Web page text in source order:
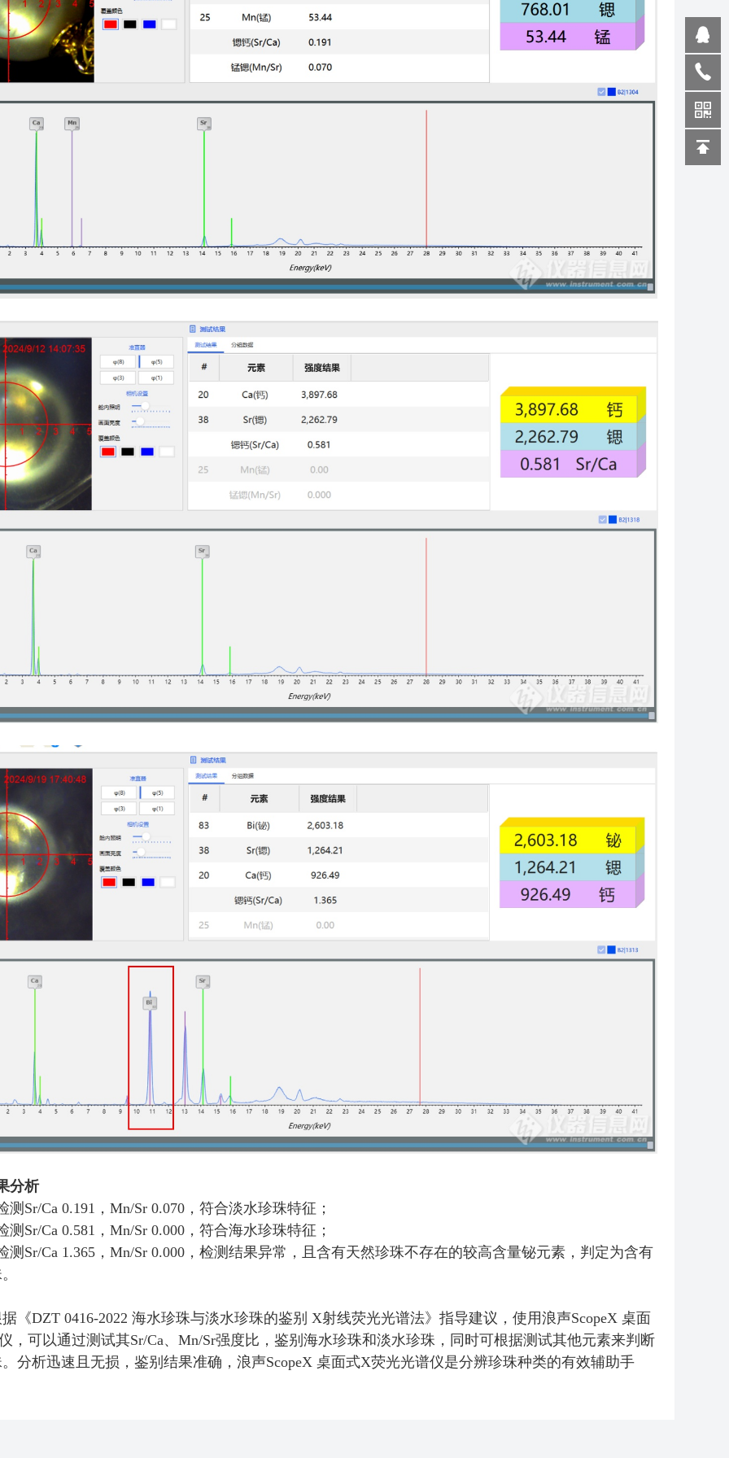
分析
测Sr/Ca 0.191，Mn/Sr 0.070，符合淡水珍珠特征；
测Sr/Ca 0.581，Mn/Sr 0.000，符合海水珍珠特征；
测Sr/Ca 1.365，Mn/Sr 0.000，检测结果异常，且含有天然珍珠不存在的较高含量铋元素，判定为含有
《DZT 0416-2022 海水珍珠与淡水珍珠的鉴别 X射线荧光光谱法》指导建议，使用浪声ScopeX 桌面
，可以通过测试其Sr/Ca、Mn/Sr强度比，鉴别海水珍珠和淡水珍珠，同时可根据测试其他元素来判断
分析迅速且无损，鉴别结果准确，浪声ScopeX桌面式X荧光光谱仪是分辨珍珠种类的有效辅助手